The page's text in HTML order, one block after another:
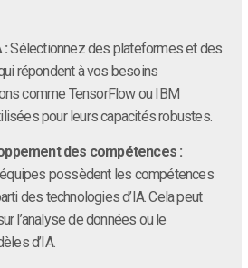
:Sélectionnez des plateformes et des
répondent à vos besoins
comme TensorFlow ou IBM
pour leurs capacités robustes.
des compétences :
possèdent les compétences
des technologies d’IA. Cela peut
l’analyse de données ou le
d’IA.